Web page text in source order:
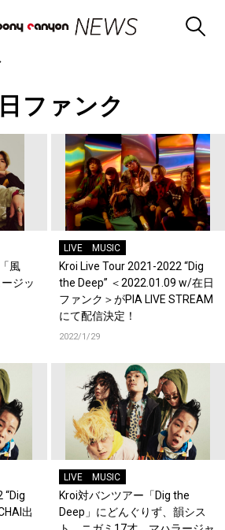
ファンク
風
ジッ
LIVE MUSIC
Kroi Live Tour 2021-2022 “Dig
the Deep” ＜2022.01.09 w/在日
ファンク＞がPIA LIVE STREAM
にて配信決定！
2022/1/29
“Dig
出
LIVE MUSIC
Kroi対バンツアー「Dig the
Deep」にどんぐりず、韻シス